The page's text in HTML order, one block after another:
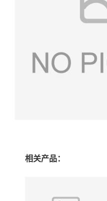
相关产品：